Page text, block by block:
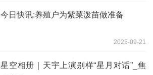
今日快讯:养殖户为紫菜泼苗做准备
2025-09-21
星空相册｜天宇上演别样“星月对话”_焦